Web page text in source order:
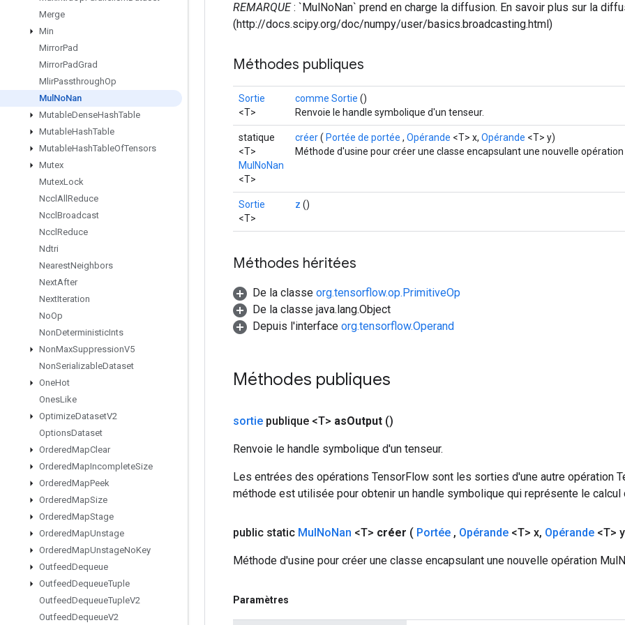
Merge
Min
MirrorPad
MirrorPadGrad
MlirPassthroughOp
Mul NoNan
MutableDenseHashTable
MutableHashTable
MutableHashTableOfTensors
Mutex
MutexLock
Nccl All Reduce
Nccl Broadcast
Nccl Reduce
Ndtri
NearestNeighbors
NextAfter
NextIteration
NoOp
NonDeterministicInts
NonMaxSuppressionV5
NonSerializableDataset
OneHot
OnesLike
OptimizeDatasetV2
OptionsDataset
OrderedMapClear
OrderedMapIncompleteSize
OrderedMapPeek
OrderedMapSize
OrderedMapStage
OrderedMapUnstage
OrderedMapUnstageNoKey
OutfeedDequeue
OutfeedDequeueTuple
OutfeedDequeueTupleV2
OutfeedDequeueV2
REMARQUE: `MulNoNan` prend en charge la diffusion. En savoir plus sur la
(http://docs.scipy.org/doc/numpy/user/basics.broadcasting.html)
Méthodes publiques
Sortie
<T>
comme Sortie ()
Renvoie le handle symbolique d'un tenseur.
statique
<T>
MulNoNan
<T>
créer( Portée de portée , Opérande <T> x, Opérande <T> y)
Méthode d'usine pour créer une classe encapsulant une nouvelle opération
Sortie
<T>
z ()
Méthodes héritées
De la classe org.tensorflow.op.PrimitiveOp
De la classe java.lang.Object
Depuis l'interface org.tensorflow.Operand
Méthodes publiques
sortie publique <T> asOutput ()
Renvoie le handle symbolique d'un tenseur.
Les entrées des opérations TensorFlow sont les sorties d'une autre opération
méthode est utilisée pour obtenir un handle symbolique qui représente le calcul
public static MulNoNan <T> créer ( Portée , Opérande <T> x, Opérande <T>
Méthode d'usine pour créer une classe encapsulant une nouvelle opération
Paramètres